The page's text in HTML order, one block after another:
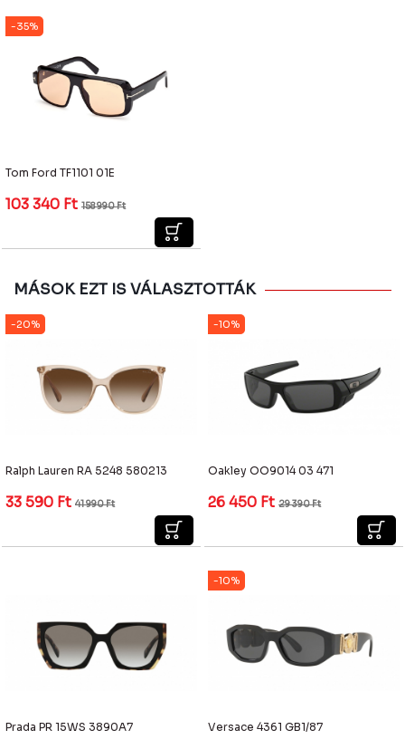
-35%
Tom Ford TF1101 01E
103 340 Ft 158 990Ft
MÁSOK EZT IS VÁLASZTOTTÁK
-20%
Ralph Lauren RA 5248 580213
33 590 Ft 41 990Ft
-10%
Oakley OO9014 03 471
26 450 Ft 29 390Ft
Prada PR 15WS 3890A7
-10%
Versace 4361 GB1/87